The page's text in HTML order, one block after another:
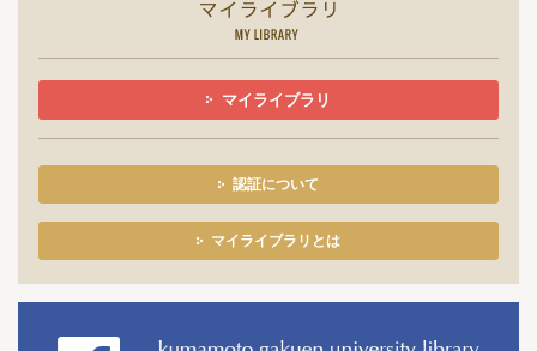
マイライブラリ
認証について
マイライブラリとは